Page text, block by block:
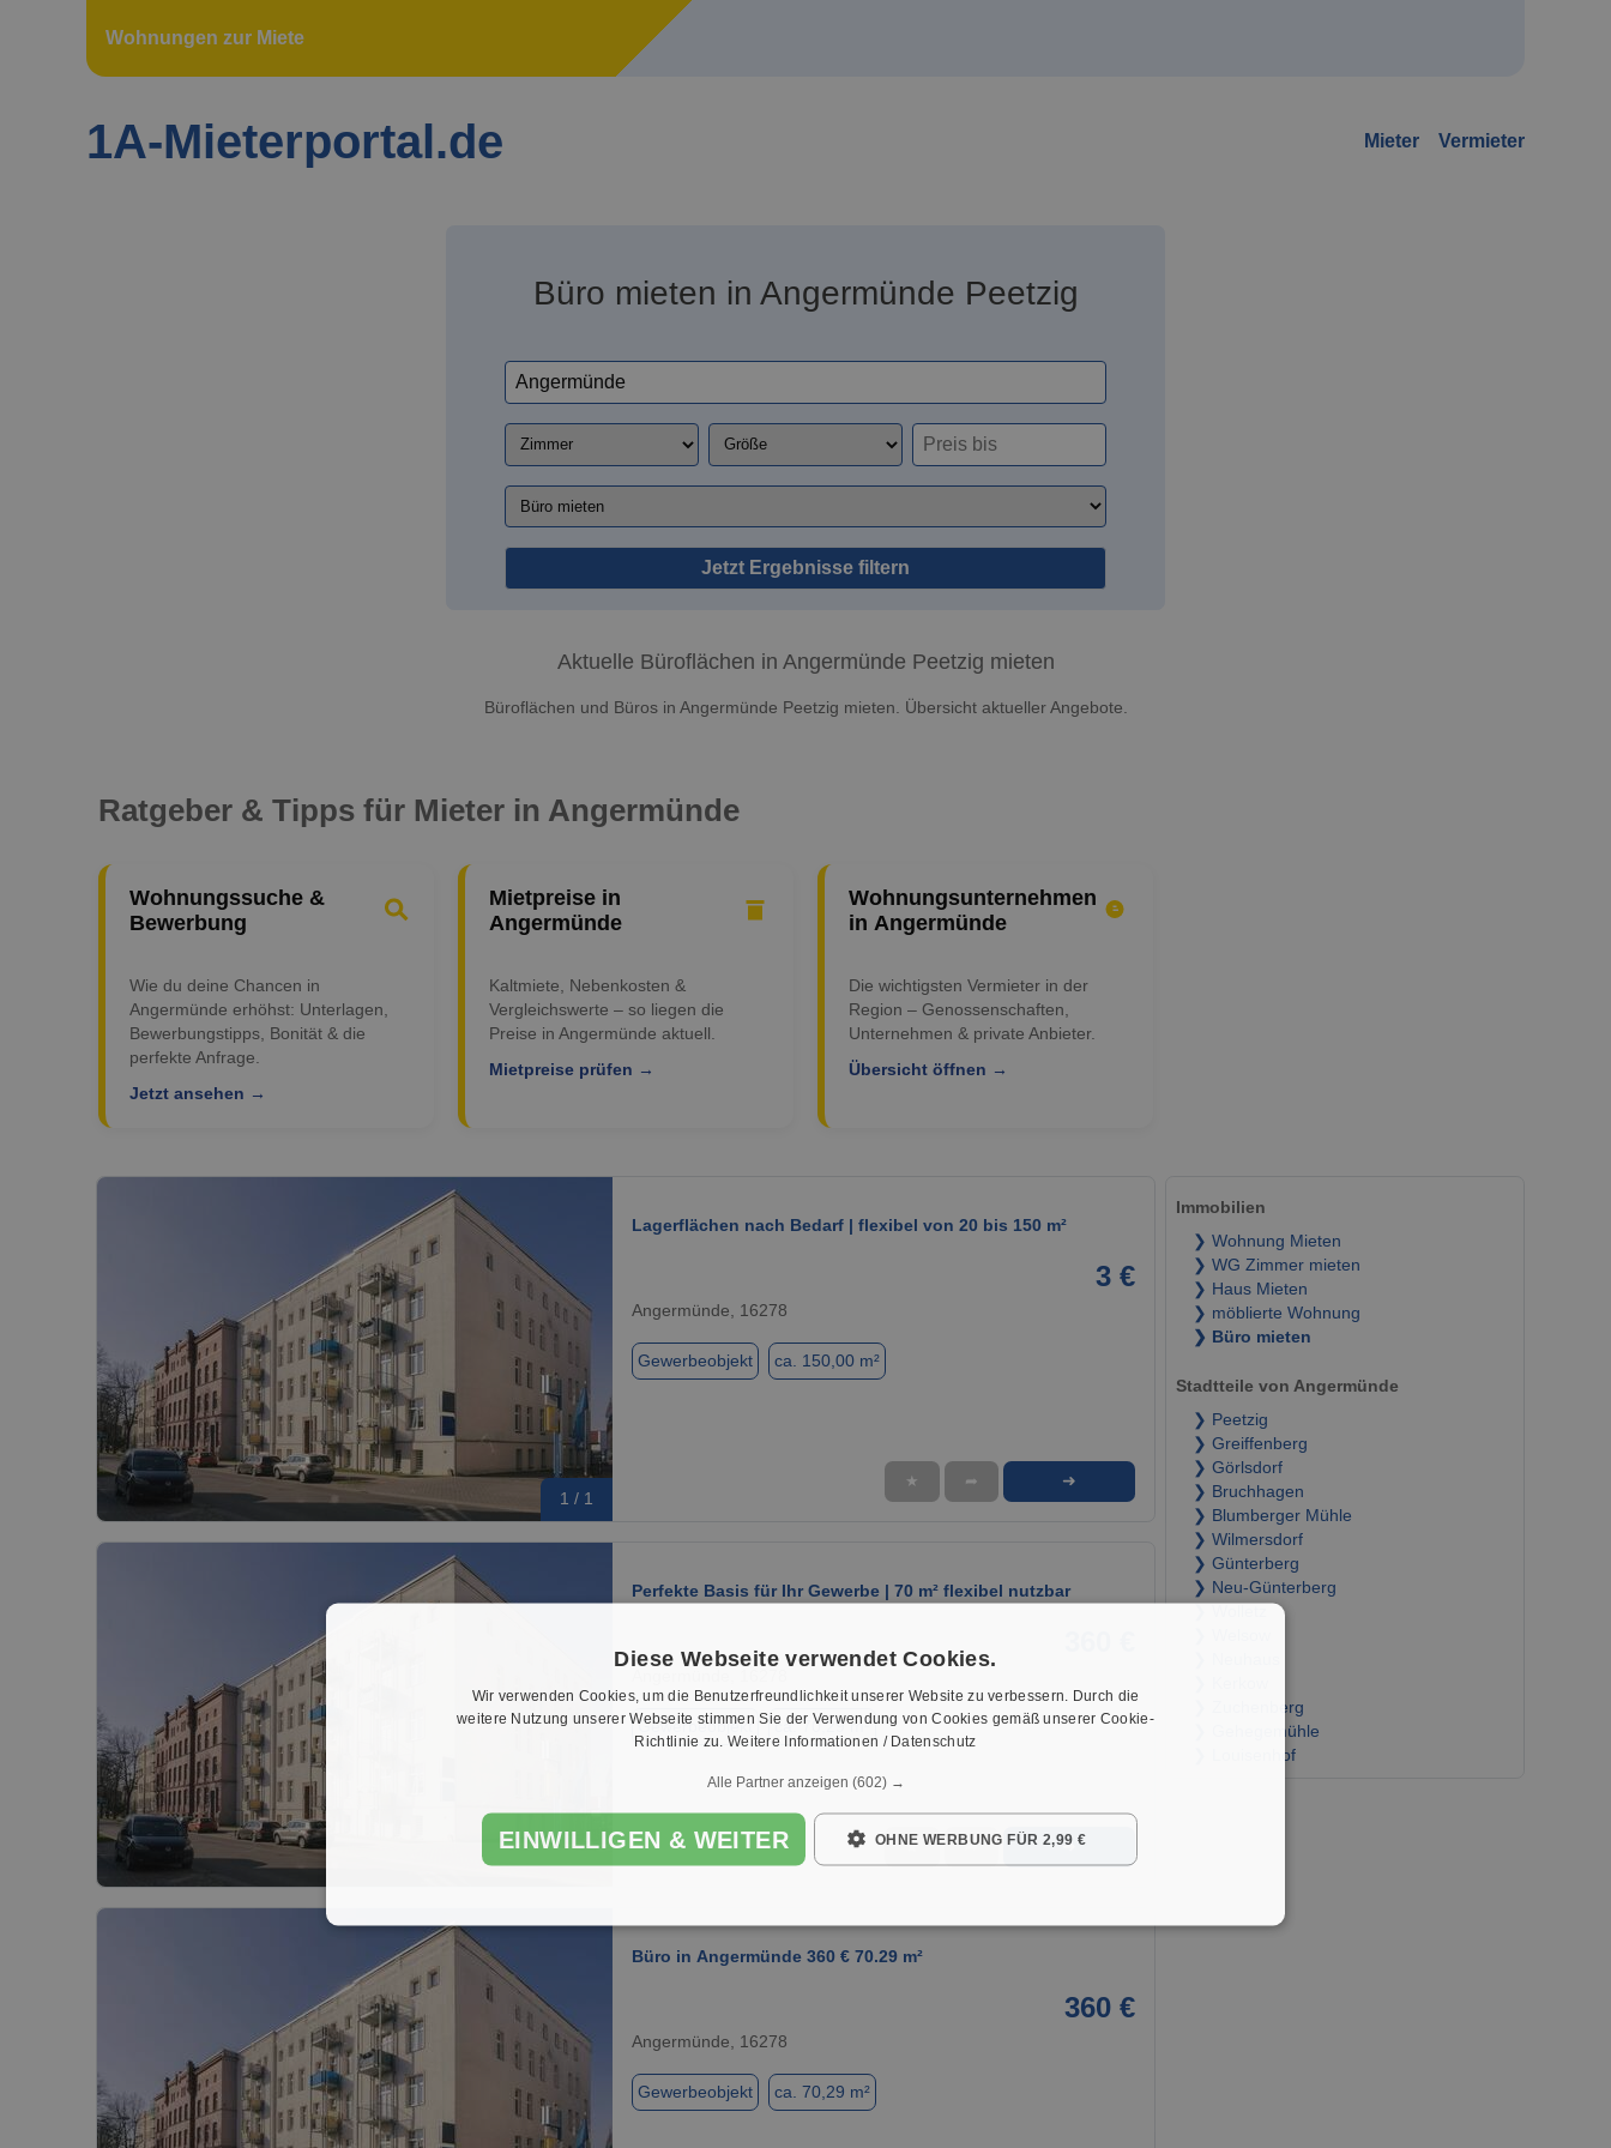
Wohnungen zur Miete
1A-Mieterportal.de Mieter Vermieter
Büro mieten in Angermünde Peetzig
Jetzt Ergebnisse filtern
Aktuelle Büroflächen in Angermünde Peetzig mieten
Büroflächen und Büros in Angermünde Peetzig mieten. Übersicht aktueller Angebote.
Ratgeber & Tipps für Mieter in Angermünde
Wohnungssuche &
Bewerbung
Wie du deine Chancen in
Angermünde erhöhst: Unterlagen,
Bewerbungstipps, Bonität & die
perfekte Anfrage.
Jetzt ansehen →
Mietpreise in
Angermünde
Kaltmiete, Nebenkosten &
Vergleichswerte – so liegen die
Preise in Angermünde aktuell.
Mietpreise prüfen →
Wohnungsunternehmen
in Angermünde
Die wichtigsten Vermieter in der
Region – Genossenschaften,
Unternehmen & private Anbieter.
Übersicht öffnen →
1 / 1
Lagerflächen nach Bedarf | flexibel von 20 bis 150 m²
3 €
Angermünde, 16278
Gewerbeobjekt ca. 150,00 m²
★ ➦ ➜
1 / 2
Perfekte Basis für Ihr Gewerbe | 70 m² flexibel nutzbar
Gewerbeobjekt ca. 70,29 m²
★ ➦ ➜
Büro in Angermünde 360 € 70.29 m²
360 €
Angermünde, 16278
Gewerbeobjekt ca. 70,29 m²
Immobilien
❯ Wohnung Mieten
❯ WG Zimmer mieten
❯ Haus Mieten
❯ möblierte Wohnung
❯ Büro mieten
Stadtteile von Angermünde
❯ Peetzig
❯ Greiffenberg
❯ Görlsdorf
❯ Bruchhagen
❯ Blumberger Mühle
❯ Wilmersdorf
❯ Günterberg
❯ Neu-Günterberg
❯ Zuchenberg
❯ Gehegemühle
❯ Louisenhof
Diese Webseite verwendet Cookies.
Wir verwenden Cookies, um die Benutzerfreundlichkeit unserer Website zu verbessern. Durch die
weitere Nutzung unserer Webseite stimmen Sie der Verwendung von Cookies gemäß unserer Cookie-
Richtlinie zu. Weitere Informationen / Datenschutz
Alle Partner anzeigen (602) →
EINWILLIGEN & WEITER OHNE WERBUNG FÜR 2,99 €